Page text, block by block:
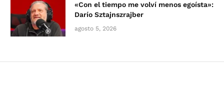
«Con el tiempo me volví menos egoísta»:
Darío Sztajnszrajber
agosto 5, 2026